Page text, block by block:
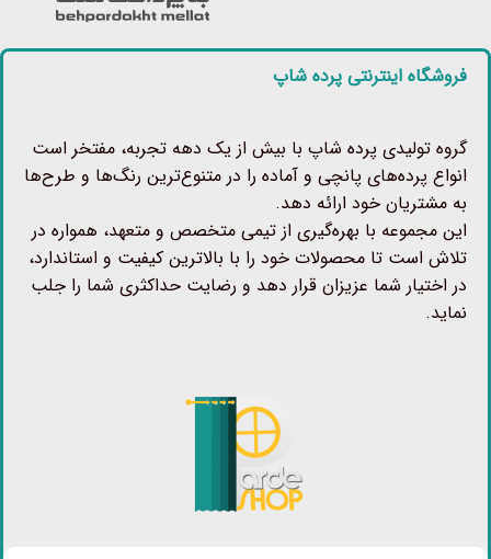
فروشگاه اینترنتی پرده شاپ
گروه تولیدی پرده شاپ با بیش از یک دهه تجربه، مفتخر است
انواع پرده‌های پانچی و آماده را در متنوع‌ترین رنگ‌ها و طرح‌ها
به مشتریان خود ارائه دهد.
این مجموعه با بهره‌گیری از تیمی متخصص و متعهد، همواره در
تلاش است تا محصولات خود را با بالاترین کیفیت و استاندارد،
در اختیار شما عزیزان قرار دهد و رضایت حداکثری شما را جلب
نماید.